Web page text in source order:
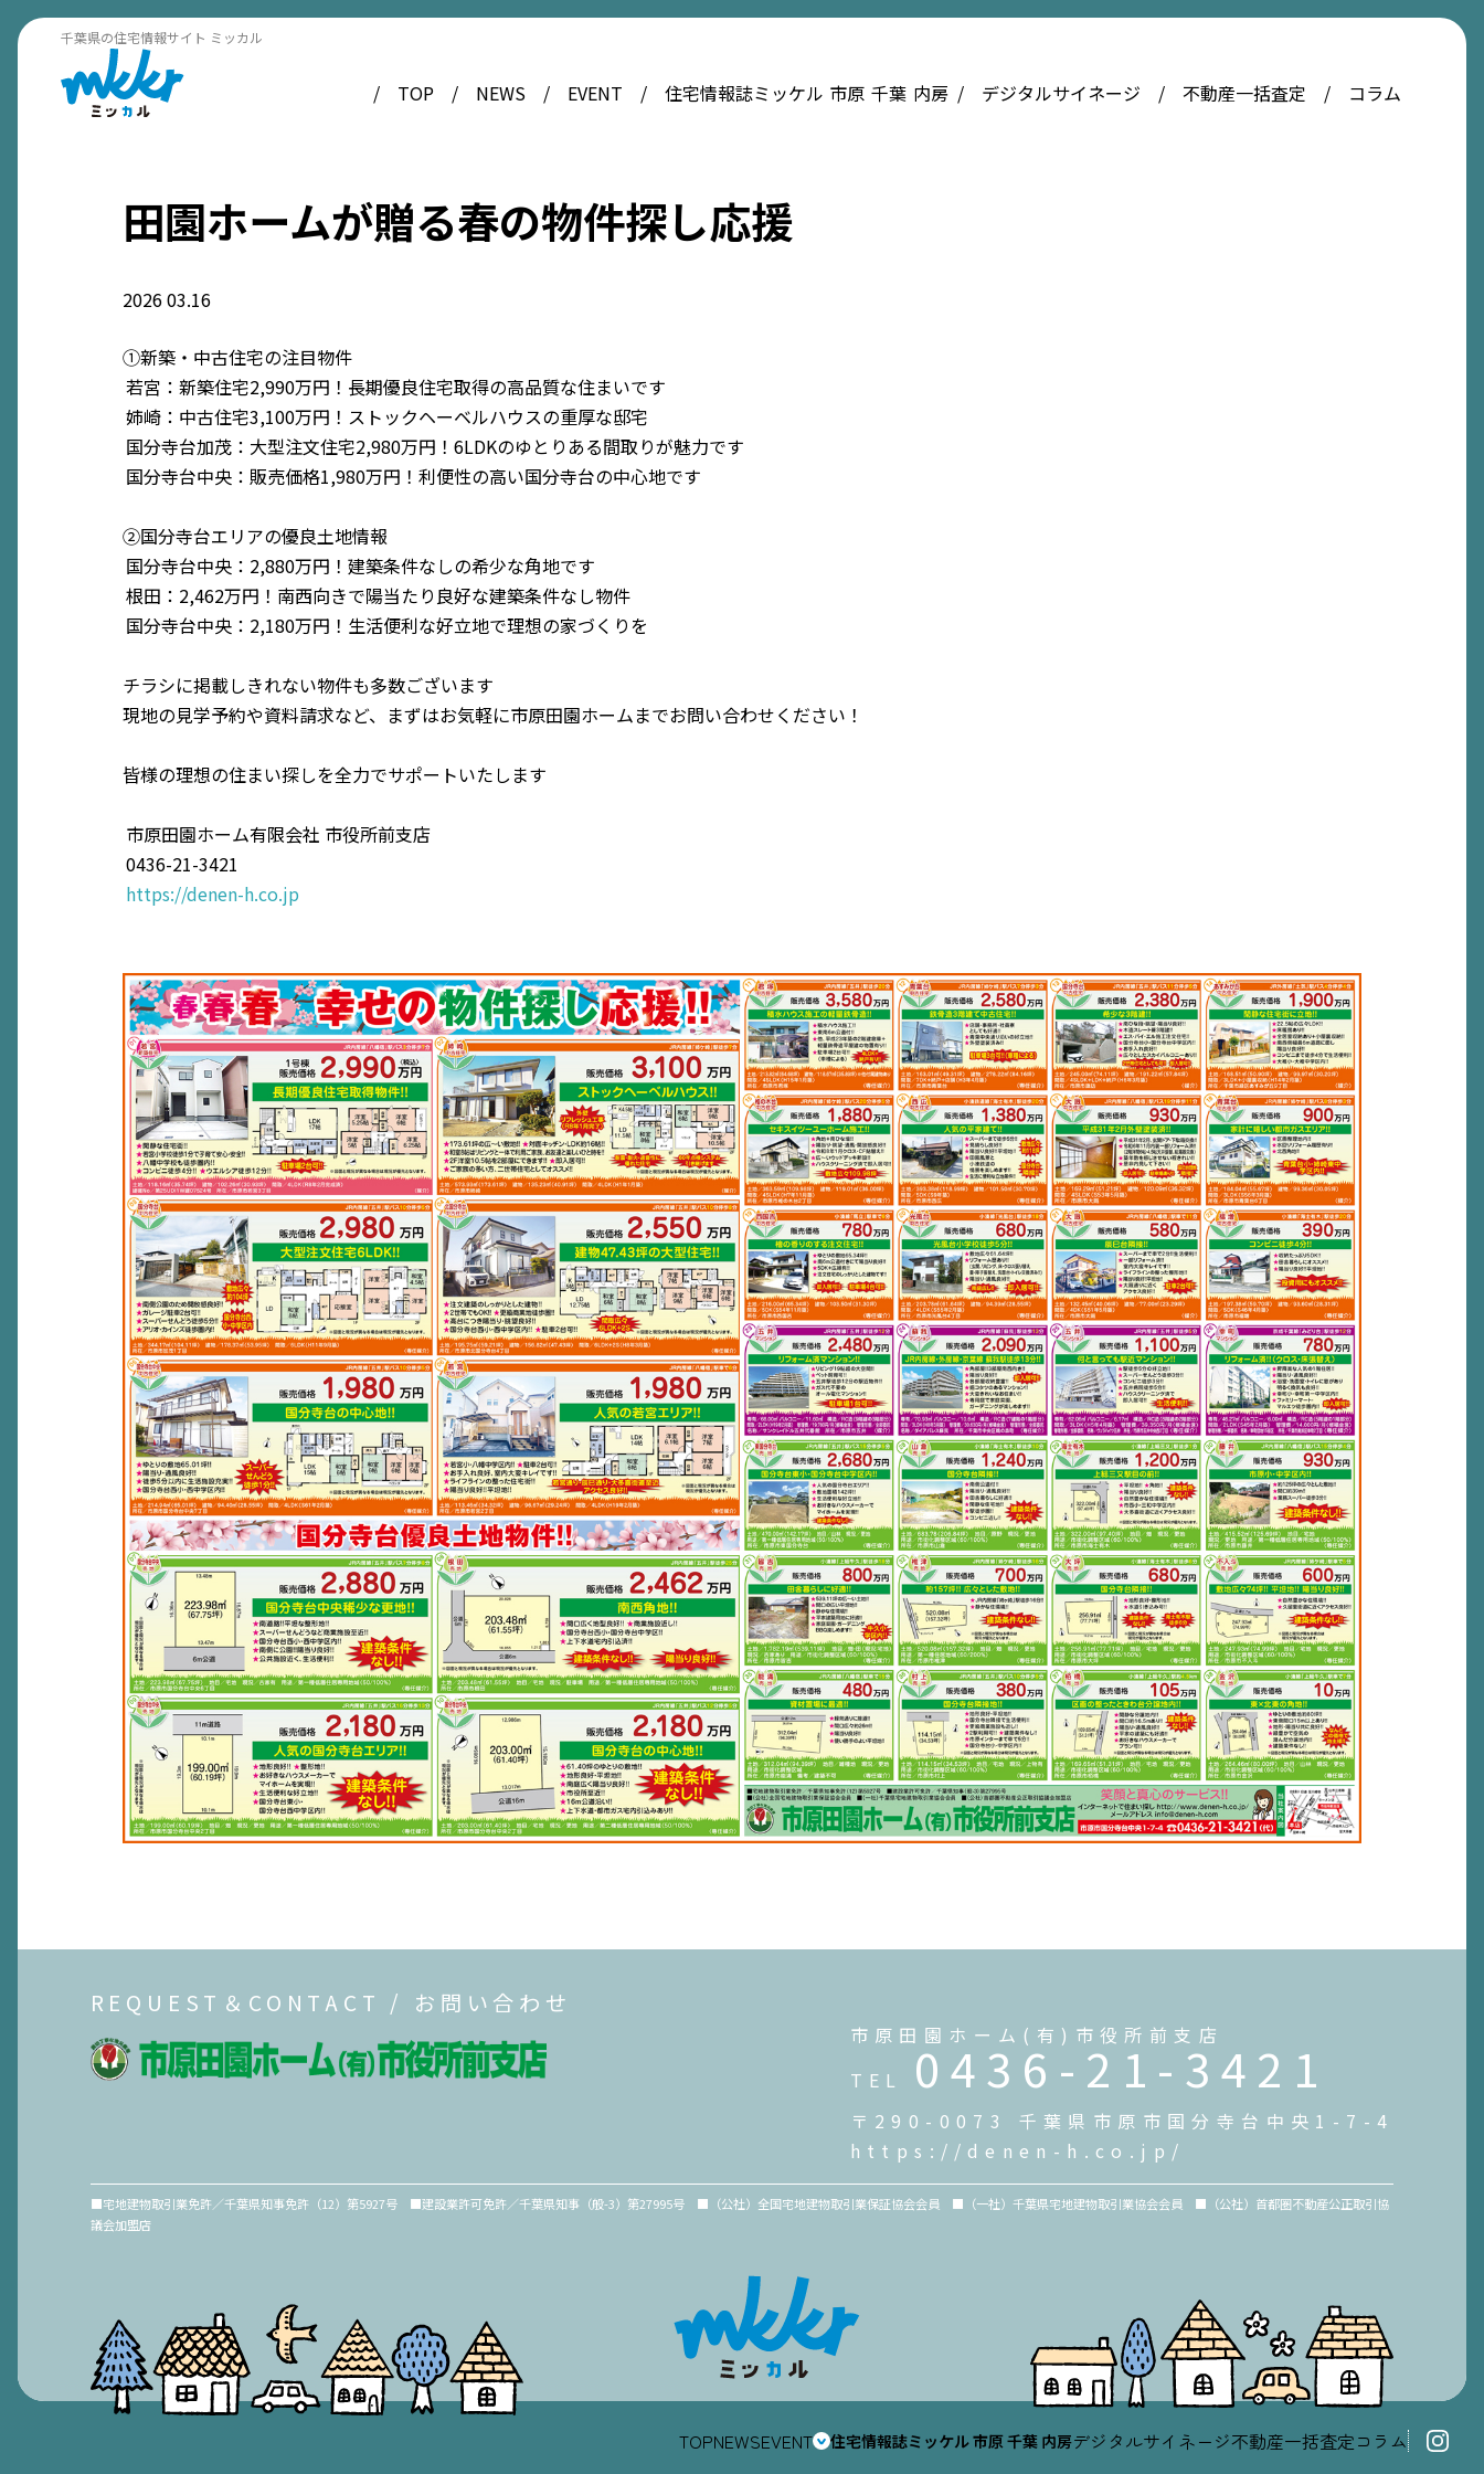
千葉県の住宅情報サイト ミッカル
TOP NEWS EVENT 住宅情報誌ミッケル 市原 千葉 内房 デジタルサイネージ 不動産一括査定 コラム
田園ホームが贈る春の物件探し応援
202603.16
①新築・中古住宅の注目物件
若宮：新築住宅2,990万円！長期優良住宅取得の高品質な住まいです
姉崎：中古住宅3,100万円！ストックヘーベルハウスの重厚な邸宅
国分寺台加茂：大型注文住宅2,980万円！6LDKのゆとりある間取りが魅力です
国分寺台中央：販売価格1,980万円！利便性の高い国分寺台の中心地です
②国分寺台エリアの優良土地情報
国分寺台中央：2,880万円！建築条件なしの希少な角地です
根田：2,462万円！南西向きで陽当たり良好な建築条件なし物件
国分寺台中央：2,180万円！生活便利な好立地で理想の家づくりを
チラシに掲載しきれない物件も多数ございます
現地の見学予約や資料請求など、まずはお気軽に市原田園ホームまでお問い合わせください！
皆様の理想の住まい探しを全力でサポートいたします
市原田園ホーム有限会社 市役所前支店
0436-21-3421
https://denen-h.co.jp
REQUEST＆CONTACT / お問い合わせ
市原田園ホーム(有)市役所前支店
TEL 0436-21-3421
〒290-0073 千葉県市原市国分寺台中央1-7-4
https://denen-h.co.jp/
■宅地建物取引業免許／千葉県知事免許（12）第5927号 ■建設業許可免許／千葉県知事（般-3）第27995号 ■（公社）全国宅地建物取引業保証協会会員 ■（一社）千葉県宅地建物取引業協会会員 ■（公社）首都圏不動産公正取引協
議会加盟店
TOPNEWSEVENT 住宅情報誌ミッケル市原千葉 内房デジタルサイネージ不動産一括査定コラム